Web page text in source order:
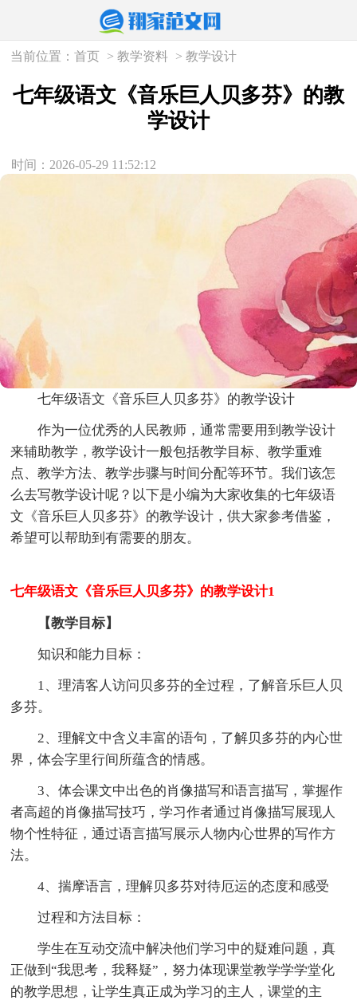
当前位置：首页 >教学资料 >教学设计
七年级语文《音乐巨人贝多芬》的教
学设计
时间：2026-05-29 11:52:12
七年级语文《音乐巨人贝多芬》的教学设计
作为一位优秀的人民教师，通常需要用到教学设计
来辅助教学，教学设计一般包括教学目标、教学重难
点、教学方法、教学步骤与时间分配等环节。我们该怎
么去写教学设计呢？以下是小编为大家收集的七年级语
文《音乐巨人贝多芬》的教学设计，供大家参考借鉴，
希望可以帮助到有需要的朋友。
七年级语文《音乐巨人贝多芬》的教学设计1
【教学目标】
知识和能力目标：
1、理清客人访问贝多芬的全过程，了解音乐巨人贝
多芬。
2、理解文中含义丰富的语句，了解贝多芬的内心世
界，体会字里行间所蕴含的情感。
3、体会课文中出色的肖像描写和语言描写，掌握作
者高超的肖像描写技巧，学习作者通过肖像描写展现人
物个性特征，通过语言描写展示人物内心世界的写作方
法。
4、揣摩语言，理解贝多芬对待厄运的态度和感受
过程和方法目标：
学生在互动交流中解决他们学习中的疑难问题，真
正做到“我思考，我释疑”，努力体现课堂教学学学堂化
的教学思想，让学生真正成为学习的主人，课堂的主